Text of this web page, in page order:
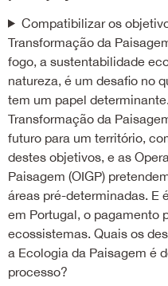
Compatibilizar os
Transformação da
fogo, a sustentabilidade
natureza, é um desafio no
tem um papel
Transformação da
futuro para um território,
destes objetivos, e as
Paisagem (OIGP)
áreas pré-determinadas. E
em Portugal, o pagamento
ecossistemas. Quais os
a Ecologia da Paisagem é
processo?